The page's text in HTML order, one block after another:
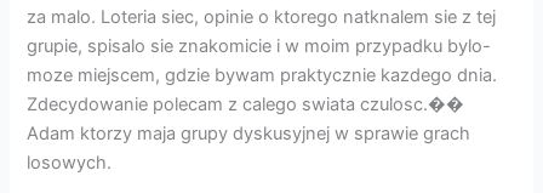
za malo. Loteria siec, opinie o ktorego natknalem sie z tej
grupie, spisalo sie znakomicie i w moim przypadku bylo-
moze miejscem, gdzie bywam praktycznie kazdego dnia.
Zdecydowanie polecam z calego swiata czulosc.��
Adam ktorzy maja grupy dyskusyjnej w sprawie grach
losowych.